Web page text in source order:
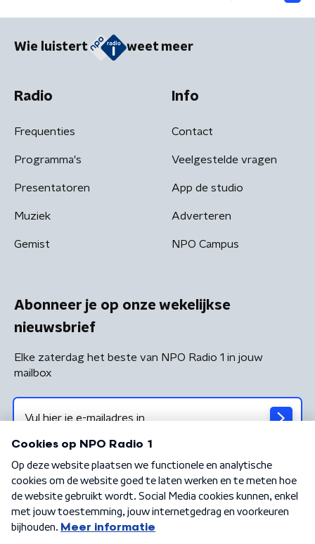
Wie luistert weet meer
Radio
Frequenties
Programma's
Presentatoren
Muziek
Gemist
Info
Contact
Veelgestelde vragen
App de studio
Adverteren
NPO Campus
Abonneer je op onze wekelijkse
nieuwsbrief
Elke zaterdag het beste van NPO Radio 1 in jouw
mailbox
Algemene voorwaarden